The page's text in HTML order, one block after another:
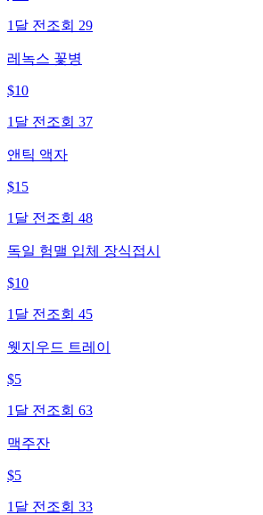
1달 전 조회 29
레녹스 꽃병
$10
1달 전 조회 37
앤틱 액자
$15
1달 전 조회 48
독일 험맬 입체 장식접시
$10
1달 전 조회 45
웻지우드 트레이
$5
1달 전 조회 63
맥주잔
$5
1달 전 조회 33